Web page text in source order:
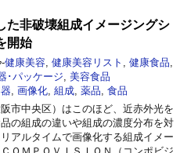
た非破壊組成イメージングシ
開始
-健康美容 健康美容リスト 健康食品
･パッケージ 美容食品
画像化 組成 薬品 食品
市中央区）はこのほど、近赤外光を
の組成の違いや組成の濃度分布を対
アルタイムで画像化する組成イメー